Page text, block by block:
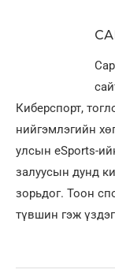
Киберспорт,
нийгэмлэгийн
улсын eSports-
залуусын дунд
зорьдог. Тоон
түвшин гэж